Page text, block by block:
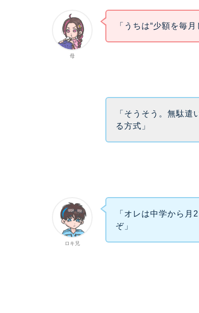
母
「うちは“少額を毎
「そうそう。無駄
る方式」
ロキ兄
「オレは中学から月
ぞ」